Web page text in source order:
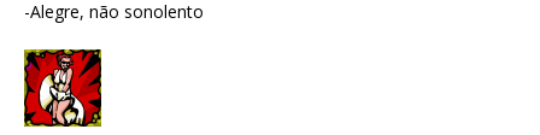
-Alegre, não sonolento